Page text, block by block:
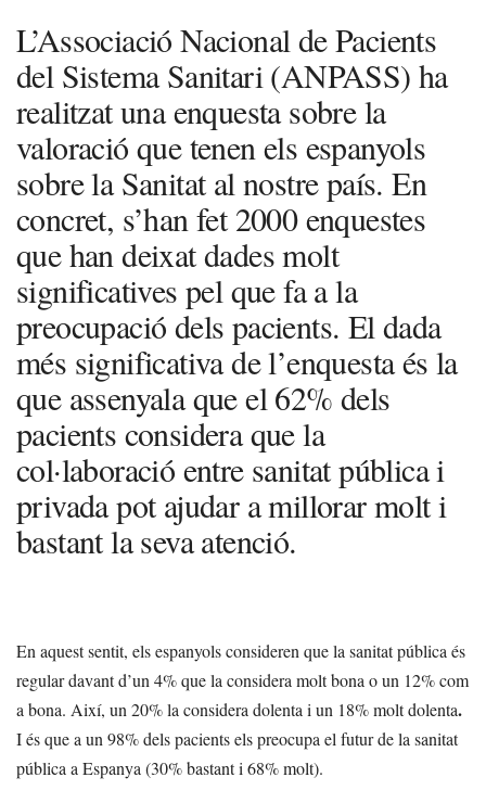
L’Associació Nacional de Pacients
del Sistema Sanitari (ANPASS) ha
realitzat una enquesta sobre la
valoració que tenen els espanyols
sobre la Sanitat al nostre país. En
concret, s’han fet 2000 enquestes
que han deixat dades molt
significatives pel que fa a la
preocupació dels pacients. El dada
més significativa de l’enquesta és la
que assenyala que el 62% dels
pacients considera que la
col·laboració entre sanitat pública i
privada pot ajudar a millorar molt i
bastant la seva atenció.
En aquest sentit, els espanyols consideren que la sanitat pública és
regular davant d’un 4% que la considera molt bona o un 12% com
a bona. Així, un 20% la considera dolenta i un 18% molt dolenta.
I és que a un 98% dels pacients els preocupa el futur de la sanitat
pública a Espanya (30% bastant i 68% molt).